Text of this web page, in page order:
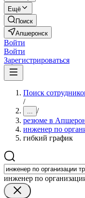
Ещё
Поиск
Апшеронск
Войти
Войти
Зарегистрироваться
Поиск
/
... /
резюме в
инженер по
гибкий график
инженер по